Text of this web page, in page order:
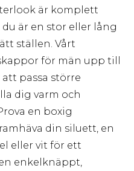
är komplett
är en stor eller lång
ställen. Vårt
för män upp till
passa större
dig varm och
en boxig
din siluett, en
eller vit för ett
enkelknäppt,